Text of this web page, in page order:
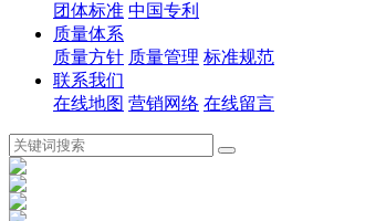
团体标准 中国专利
质量体系
质量方针 质量管理 标准规范
联系我们
在线地图 营销网络 在线留言